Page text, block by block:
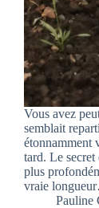
Vous avez
semblait
étonnamment
tard. Le secret
plus
vraie
Pauline